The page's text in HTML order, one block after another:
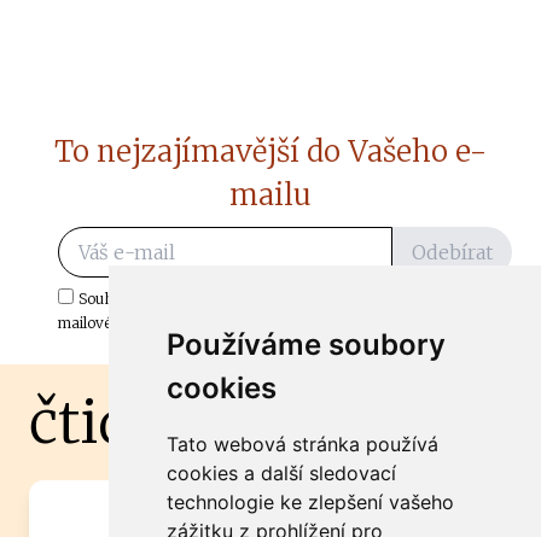
Používáme soubory
cookies
Tato webová stránka používá
cookies a další sledovací
technologie ke zlepšení vašeho
zážitku z prohlížení pro
To nejzajímavější do Vašeho e-
mailu
Odebírat
Souhlasím s odběrem důležitých zpráv ze ČtiDoma.cz do mé e-
mailové schránky.
čtidoma.cz
Máte zajímavou informaci? Chcete